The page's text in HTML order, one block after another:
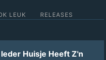
LEUK RELEASES
Huisje Heeft Z'n